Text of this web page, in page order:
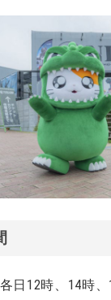
日12時、14時